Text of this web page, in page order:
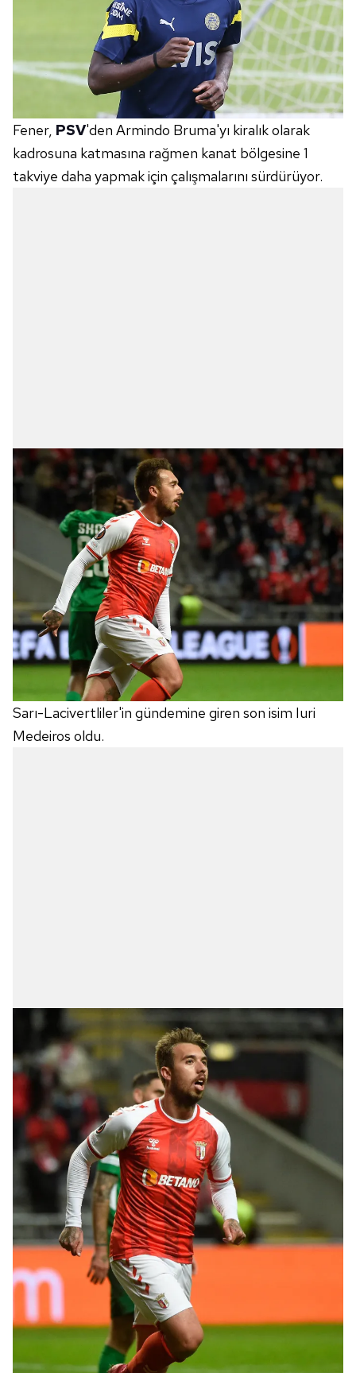
Fener, PSV'den Armindo Bruma'yı kiralık olarak
kadrosuna katmasına rağmen kanat bölgesine 1
takviye daha yapmak için çalışmalarını sürdürüyor.
Sarı-Lacivertliler'in gündemine giren son isim Iuri
Medeiros oldu.